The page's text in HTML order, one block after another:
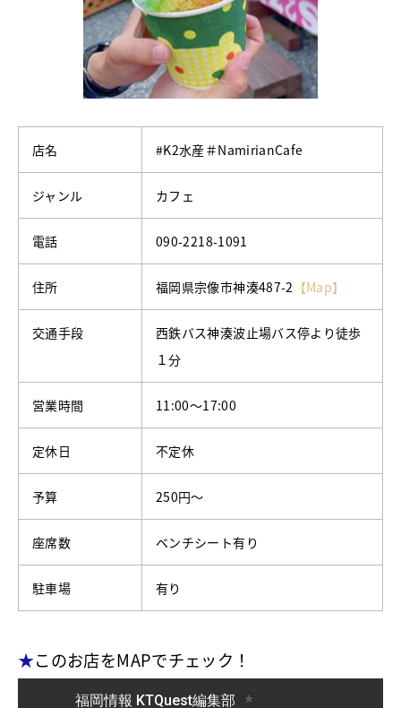
店名 #K2水産＃NamirianCafe
ジャンル カフェ
電話 090-2218-1091
住所 福岡県宗像市神湊487-2 【Map】
交通手段
西鉄バス神湊波止場バス停より徒歩
１分
営業時間 11:00～17:00
定休日 不定休
予算 250円～
座席数 ベンチシート有り
駐車場 有り
★このお店をMAPでチェック！